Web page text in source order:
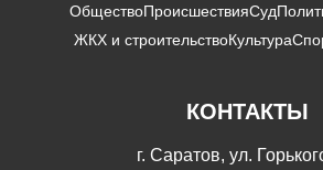
ОбществоПроисшествияСуд
ЖКХ и строительствоКультура
КОНТАКТЫ
г. Саратов, ул.